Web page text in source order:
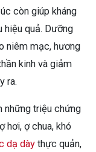
còn giúp kháng
hiệu quả. Dưỡng
niêm mạc, hương
kinh và giảm
ra.
những triệu chứng
hơi, ợ chua, khó
dạ dày thực quản,